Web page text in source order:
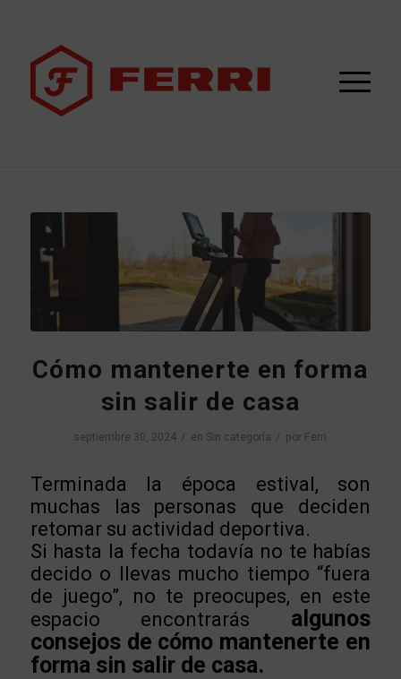
Cómo mantenerte en forma
sin salir de casa
septiembre 30, 2024 / en Sin categoría / por Ferri
Terminada la época estival, son
muchas las personas que deciden
retomar su actividad deportiva.
Si hasta la fecha todavía no te habías
decido o llevas mucho tiempo “fuera
de juego”, no te preocupes, en este
espacio encontrarás algunos
consejos de cómo mantenerte en
forma sin salir de casa.